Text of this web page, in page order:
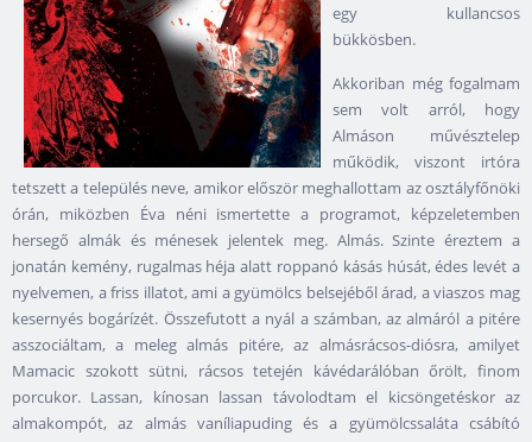
egy kullancsos
bükkösben.
Akkoriban még fogalmam
sem volt arról, hogy
Almáson művésztelep
működik, viszont irtóra
tetszett a település neve, amikor először meghallottam az osztályfőnöki
órán, miközben Éva néni ismertette a programot, képzeletemben
hersegő almák és ménesek jelentek meg. Almás. Szinte éreztem a
jonatán kemény, rugalmas héja alatt roppanó kásás húsát, édes levét a
nyelvemen, a friss illatot, ami a gyümölcs belsejéből árad, a viaszos mag
kesernyés bogárízét. Összefutott a nyál a számban, az almáról a pitére
asszociáltam, a meleg almás pitére, az almásrácsos-diósra, amilyet
Mamacic szokott sütni, rácsos tetején kávédarálóban őrölt, finom
porcukor. Lassan, kínosan lassan távolodtam el kicsöngetéskor az
almakompót, az almás vaníliapuding és a gyümölcssaláta csábító